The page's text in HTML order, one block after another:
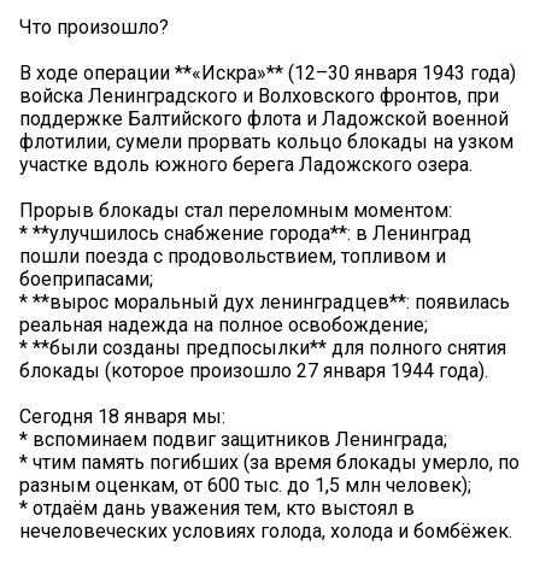
Что произошло?
В ходе операции **«Искра»** (12–30 января 1943 года)
войска Ленинградского и Волховского фронтов, при
поддержке Балтийского флота и Ладожской военной
флотилии, сумели прорвать кольцо блокады на узком
участке вдоль южного берега Ладожского озера.
Прорыв блокады стал переломным моментом:
* **улучшилось снабжение города**: в Ленинград
пошли поезда с продовольствием, топливом и
боеприпасами;
* **вырос моральный дух ленинградцев**: появилась
реальная надежда на полное освобождение;
* **были созданы предпосылки** для полного снятия
блокады (которое произошло 27 января 1944 года).
Сегодня 18 января мы:
* вспоминаем подвиг защитников Ленинграда;
* чтим память погибших (за время блокады умерло, по
разным оценкам, от 600 тыс. до 1,5 млн человек);
* отдаём дань уважения тем, кто выстоял в
нечеловеческих условиях голода, холода и бомбёжек.